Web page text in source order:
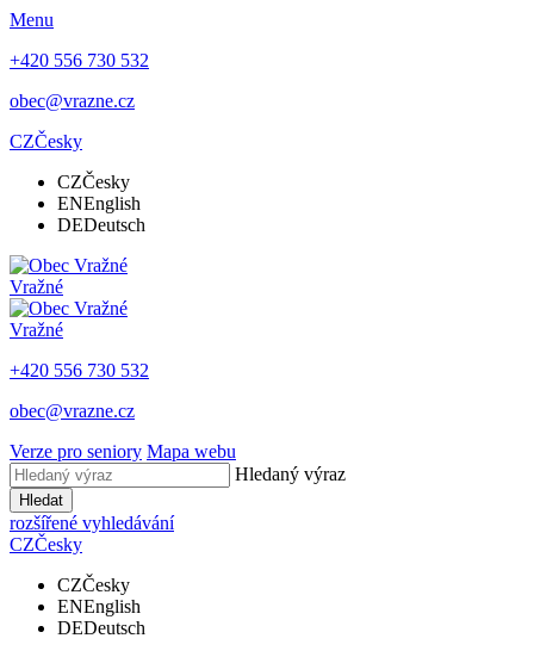
Menu
+420 556 730 532
obec@vrazne.cz
CZČesky
CZČesky
ENEnglish
DEDeutsch
Vražné
Vražné
+420 556 730 532
obec@vrazne.cz
Verze pro seniory Mapa webu
Hledaný výraz
Hledat
rozšířené vyhledávání
CZČesky
CZČesky
ENEnglish
DEDeutsch